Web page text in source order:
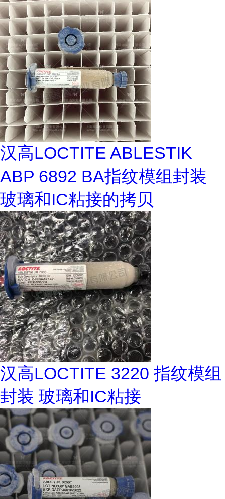
汉高LOCTITE ABLESTIK
ABP 6892 BA指纹模组封装
玻璃和IC粘接的拷贝
汉高LOCTITE 3220 指纹模组
封装 玻璃和IC粘接